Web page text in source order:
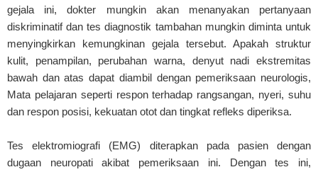
gejala ini, dokter mungkin akan menanyakan pertanyaan
diskriminatif dan tes diagnostik tambahan mungkin diminta untuk
menyingkirkan kemungkinan gejala tersebut. Apakah struktur
kulit, penampilan, perubahan warna, denyut nadi ekstremitas
bawah dan atas dapat diambil dengan pemeriksaan neurologis,
Mata pelajaran seperti respon terhadap rangsangan, nyeri, suhu
dan respon posisi, kekuatan otot dan tingkat refleks diperiksa.
Tes elektromiografi (EMG) diterapkan pada pasien dengan
dugaan neuropati akibat pemeriksaan ini. Dengan tes ini,